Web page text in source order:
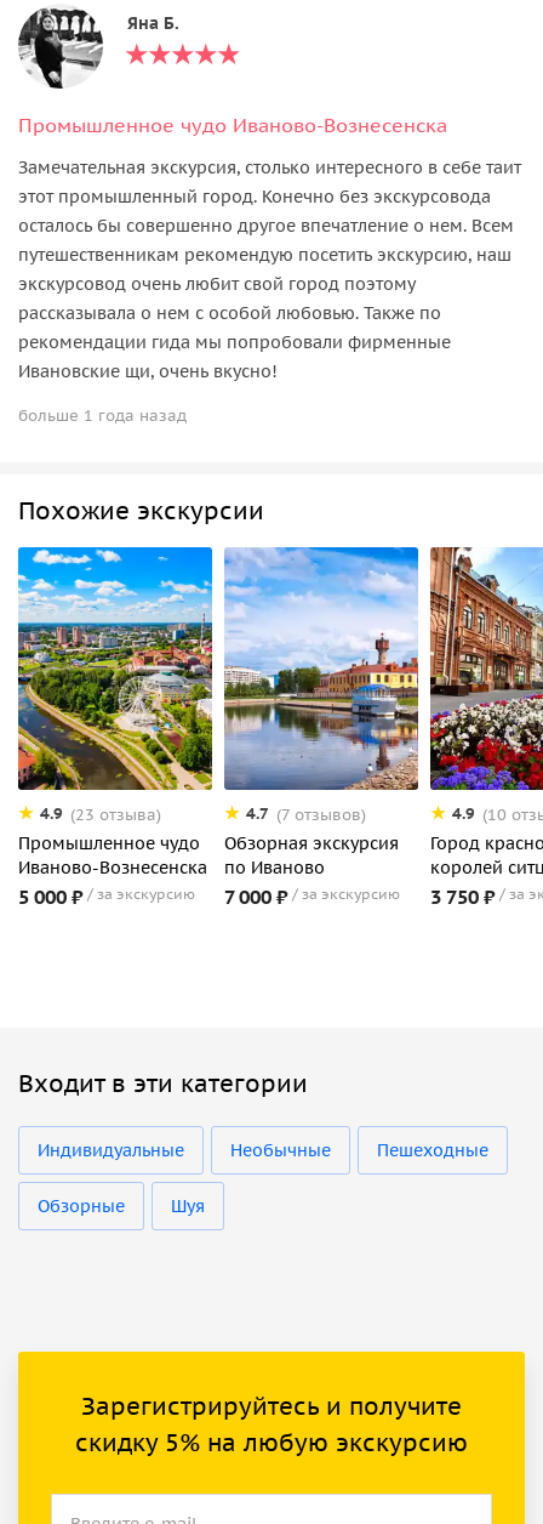
Яна Б.
Промышленное чудо Иваново-Вознесенска
Замечательная экскурсия, столько интересного в себе таит
этот промышленный город. Конечно без экскурсовода
осталось бы совершенно другое впечатление о нем. Всем
путешественникам рекомендую посетить экскурсию, наш
экскурсовод очень любит свой город поэтому
рассказывала о нем с особой любовью. Также по
рекомендации гида мы попробовали фирменные
Ивановские щи, очень вкусно!
больше 1 года назад
Похожие экскурсии
4.9 (23 отзыва)
Промышленное чудо
Иваново-Вознесенска
5 000 ₽ за экскурсию
4.7 (7 отзывов)
Обзорная экскурсия
по Иваново
7 000 ₽ за экскурсию
4.9 (10
Город
королей
3 750 ₽ за
Входит в эти категории
Индивидуальные Необычные Пешеходные
Обзорные Шуя
Зарегистрируйтесь и получите
скидку 5% на любую экскурсию